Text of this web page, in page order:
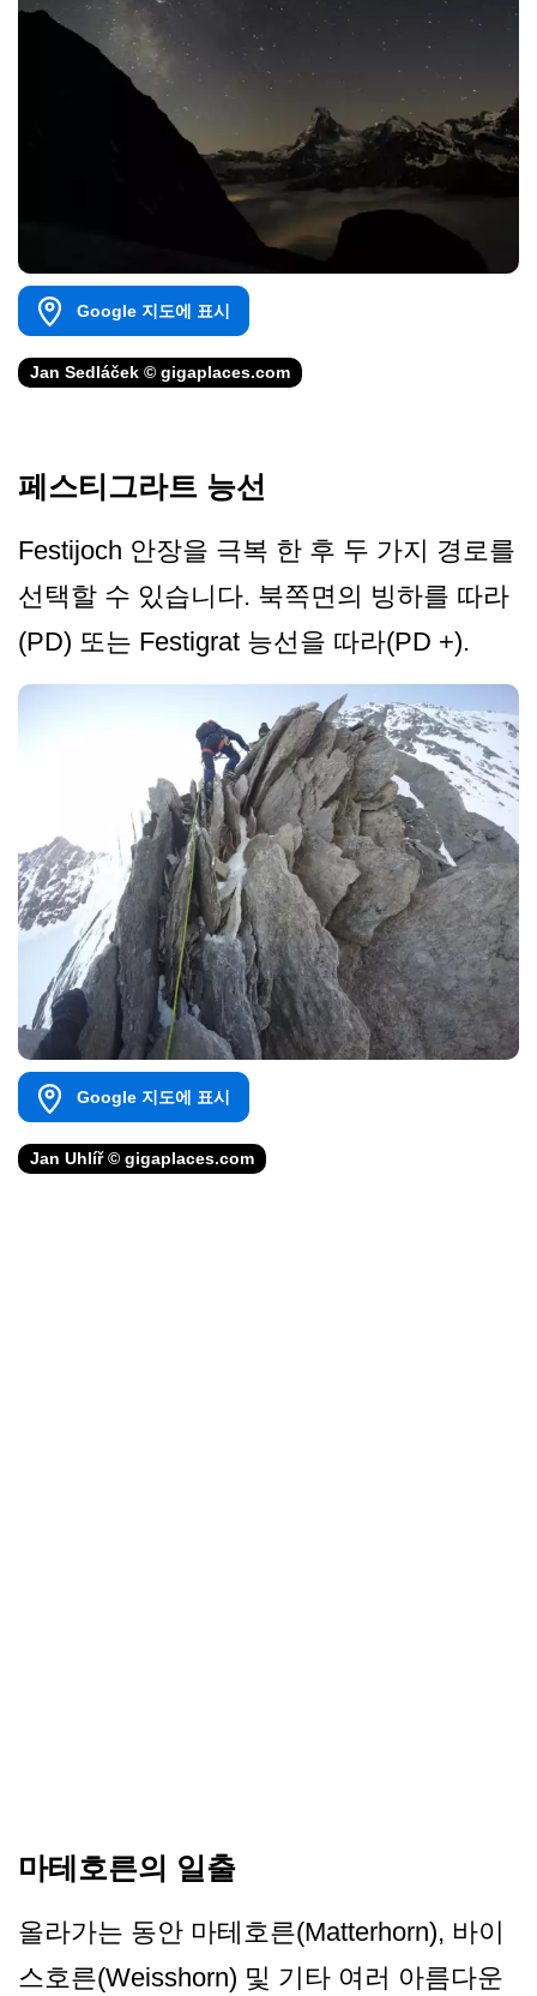
Google 지도에 표시
Jan Sedláček © gigaplaces.com
페스티그라트 능선
Festijoch 안장을 극복 한 후 두 가지 경로를
선택할 수 있습니다. 북쪽면의 빙하를 따라
(PD) 또는 Festigrat 능선을 따라(PD +).
Google 지도에 표시
Jan Uhlíř © gigaplaces.com
마테호른의 일출
올라가는 동안 마테호른(Matterhorn), 바이
스호른(Weisshorn) 및 기타 여러 아름다운